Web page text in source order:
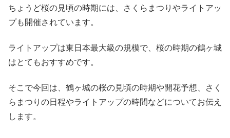
ちょうど桜の見頃の時期には、さくらまつりやライトアッ
プも開催されています。
ライトアップは東日本最大級の規模で、桜の時期の鶴ヶ城
はとてもおすすめです。
そこで今回は、鶴ヶ城の桜の見頃の時期や開花予想、さく
らまつりの日程やライトアップの時間などについてお伝え
します。